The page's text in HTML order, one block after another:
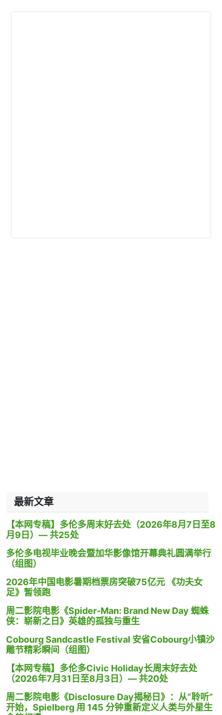
最新文章
【本网专稿】多伦多周末好去处（2026年8月7日至8
月9日）— 共25处
多伦多电视毕业晚会暨加华影像馆开幕典礼圆满举行
（组图）
2026年中国电影暑期档票房突破75亿元 《功夫女
足》暂领跑
周二影院电影《Spider-Man: Brand New Day 蜘蛛
侠：崭新之日》英雄的孤独与重生
Cobourg Sandcastle Festival 安省Cobourg小镇沙
雕节精彩瞬间（组图）
【本网专稿】多伦多Civic Holiday长周末好去处
（2026年7月31日至8月3日）— 共20处
周二影院电影《Disclosure Day揭秘日》：从“聆听”
开始，Spielberg 用 145 分钟重新定义人类与外星生